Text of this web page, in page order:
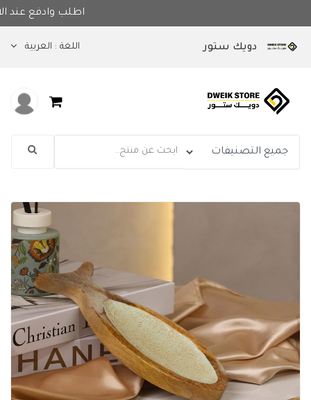
اطلب
دويك ستور اللغة : العربية